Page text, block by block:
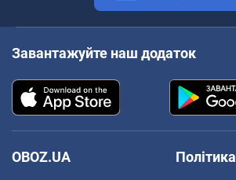
Завантажуйте наш додаток
OBOZ.UA
Політика